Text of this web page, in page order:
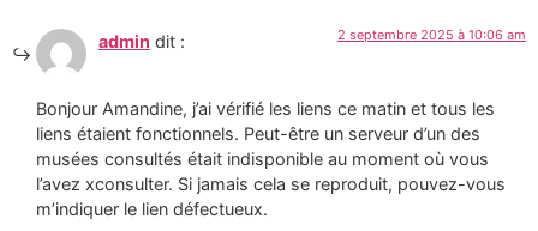
admin dit : 2 septembre 2025 à 10:06 am
Bonjour Amandine, j’ai vérifié les liens ce matin et tous les
liens étaient fonctionnels. Peut-être un serveur d’un des
musées consultés était indisponible au moment où vous
l’avez xconsulter. Si jamais cela se reproduit, pouvez-vous
m’indiquer le lien défectueux.